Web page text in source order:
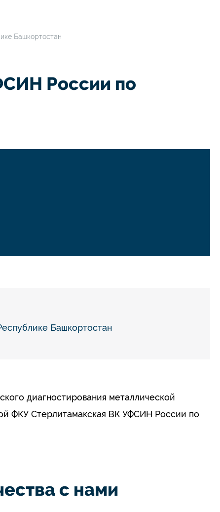
Башкортостан
России по
Башкортостан
диагностирования металлической
ФКУ Стерлитамакская ВК УФСИН России по
с нами